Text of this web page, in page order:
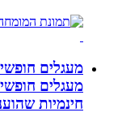
מעגלים חופשיים
מעגלים חופשיים
חינמיות שהוענקו